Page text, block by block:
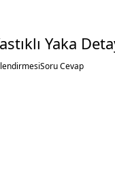
Yaka
Soru Cevap